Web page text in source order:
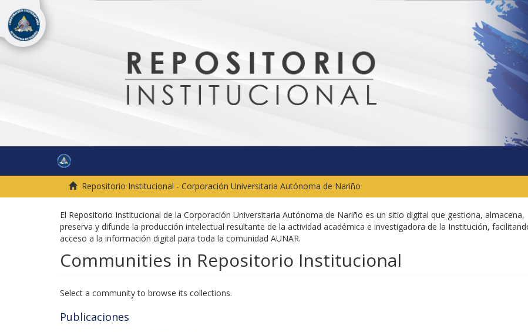
Repositorio Institucional - Corporación Universitaria Autónoma de Nariño
El Repositorio Institucional de la Corporación Universitaria Autónoma de Nariño es un sitio digital que gestiona, almacena,
preserva y difunde la producción intelectual resultante de la actividad académica e investigadora de la Institución,
acceso a la información digital para toda la comunidad AUNAR.
Communities in Repositorio Institucional
Select a community to browse its collections.
Publicaciones